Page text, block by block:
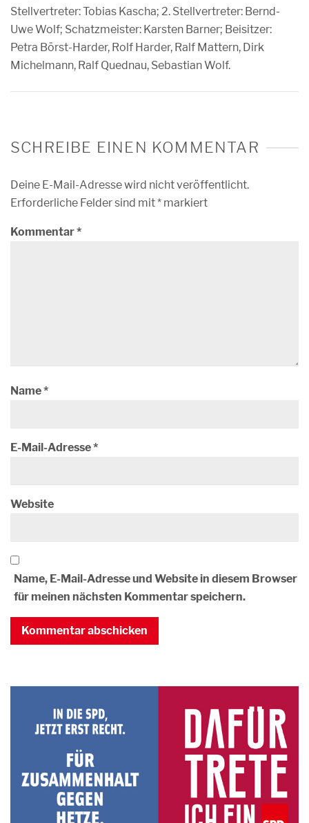
Stellvertreter: Tobias Kascha; 2. Stellvertreter: Bernd-
Uwe Wolf; Schatzmeister: Karsten Barner; Beisitzer:
Petra Börst-Harder, Rolf Harder, Ralf Mattern, Dirk
Michelmann, Ralf Quednau, Sebastian Wolf.
SCHREIBE EINEN KOMMENTAR
Deine E-Mail-Adresse wird nicht veröffentlicht.
Erforderliche Felder sind mit* markiert
Kommentar*
Name*
E-Mail-Adresse*
Website
Name, E-Mail-Adresse und Website in diesem Browser
für meinen nächsten Kommentar speichern.